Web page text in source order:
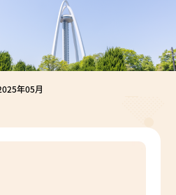
年05月